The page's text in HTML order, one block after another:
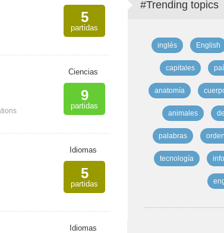
5
partidas
Ciencias
9
partidas
Idiomas
5
partidas
Idiomas
#Trending topics
inglés English
capitales
anatomía
animales de
palabras
tecnología